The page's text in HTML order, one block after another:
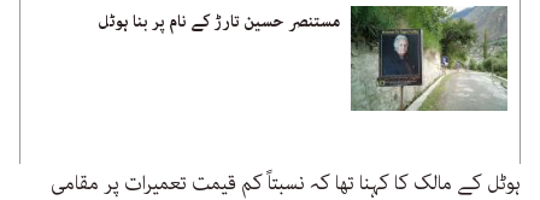
مستنصر حسین تارڑ کے نام پر بنا ہوٹل
ہوٹل کے مالک کا کہنا تھا کہ نسبتاً کم قیمت تعمیرات پر مقامی